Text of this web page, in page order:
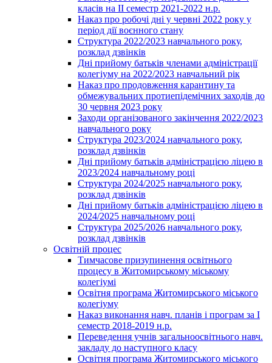
класів на ІІ семестр 2021-2022 н.р.
Наказ про робочі дні у червні 2022 року у
період дії воєнного стану
Структура 2022/2023 навчального року,
розклад дзвінків
Дні прийому батьків членами адміністрації
колегіуму на 2022/2023 навчальний рік
Наказ про продовження карантину та
обмежувальних протиепідемічних заходів до
30 червня 2023 року
Заходи організованого закінчення 2022/2023
навчального року
Структура 2023/2024 навчального року,
розклад дзвінків
Дні прийому батьків адміністрацією ліцею в
2023/2024 навчальному році
Структура 2024/2025 навчального року,
розклад дзвінків
Дні прийому батьків адміністрацією ліцею в
2024/2025 навчальному році
Структура 2025/2026 навчального року,
розклад дзвінків
Освітній процес
Тимчасове призупинення освітнього
процесу в Житомирському міському
колегіумі
Освітня програма Житомирського міського
колегіуму
Наказ виконання навч. планів і програм за І
семестр 2018-2019 н.р.
Переведення учнів загальноосвітнього навч.
закладу до наступного класу
Освітня програма Житомирського міського